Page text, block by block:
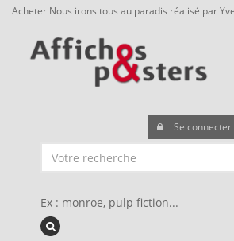
Acheter Nous irons tous au paradis réalisé par
Se connecter
Ex : monroe, pulp fiction...